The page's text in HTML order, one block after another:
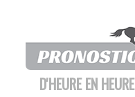
D'HEURE EN HEURE